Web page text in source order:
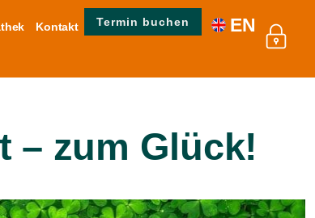
Kontakt Termin buchen EN
– zum Glück!